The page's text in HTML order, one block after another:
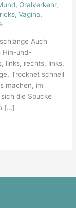
, Oralverkehr,
,Vagina,
Auch
Hin-und-
links, rechts, links.
Trocknet schnell
machen, im
die Spucke
[…]